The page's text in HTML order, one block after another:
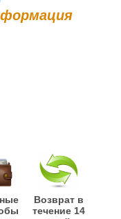
Возврат в
течение 14